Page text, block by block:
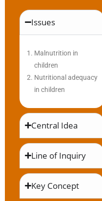
Issues
Malnutrition in
children
Nutritional adequacy
in children
Central Idea
Line of Inquiry
Key Concept